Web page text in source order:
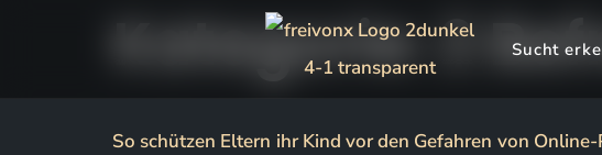
Sucht
Kategorie:2
So schützen Eltern ihr Kind vor den Gefahren von